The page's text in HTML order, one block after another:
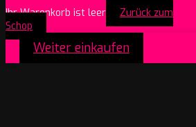
Ihr Warenkorb ist leer
Zurück zum
Schop
Weiter einkaufen